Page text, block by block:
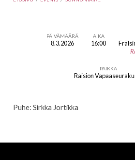
PÄIVÄMÄÄRÄ
8.3.2026
AIKA
16:00
PAIKKA
Raision
Puhe: Sirkka Jortikka